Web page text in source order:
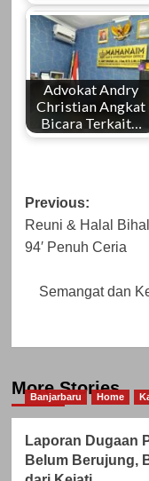
Advokat Andry
Christian Angkat
Bicara Terkait…
Post
Previous:
Reuni & Halal
94′ Penuh Ceria
Semangat dan
More Stories
Banjarbaru Home
Laporan Dugaan
Belum Berujung,